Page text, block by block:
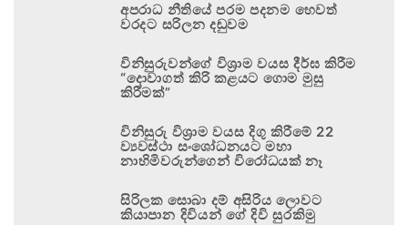
අපරාධ නීතියේ පරම පදනම හෙවත්
වරදට සරිලන දඬුවම
විනිසුරුවන්ගේ විශ්‍රාම වයස දීර්ඝ කිරීම
“දොවාගත් කිරි කළයට ගොම මුසු
කිරීමක්”
විනිසුරු විශ්‍රාම වයස දිගු කිරීමේ 22
ව්‍යවස්ථා සංශෝධනයට මහා
නාහිමිවරුන්ගෙන් විරෝධයක් නෑ
සිරිලක සොබා දම් අසිරිය ලොවට
කියාපාන දිවියන් ගේ දිවි සුරකිමු